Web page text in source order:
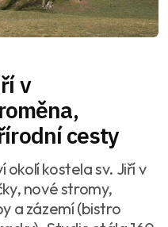
v
cesty
okolí kostela sv. Jiří v
nové stromy,
a zázemí (bistro